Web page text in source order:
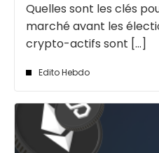
Quelles sont les clés
marché avant les
crypto-actifs sont [...]
Edito Hebdo